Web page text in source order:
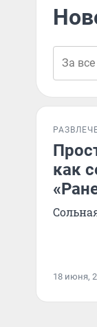
как
18 июня,